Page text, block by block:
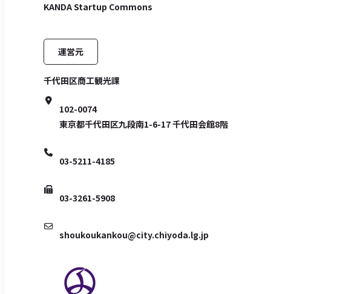
KANDA Startup Commons
運営元
千代田区商工観光課
102-0074
東京都千代田区九段南1-6-17千代田会館8階
03-5211-4185
03-3261-5908
shoukoukankou@city.chiyoda.lg.jp